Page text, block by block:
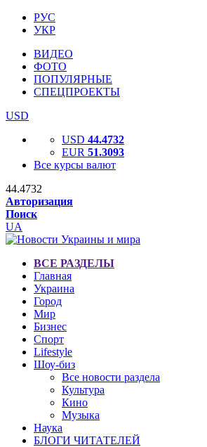
РУС
УКР
ВИДЕО
ФОТО
ПОПУЛЯРНЫЕ
СПЕЦПРОЕКТЫ
USD
USD 44.4732
EUR 51.3093
Все курсы валют
44.4732
Авторизация
Поиск
UA
ВСЕ РАЗДЕЛЫ
Главная
Украина
Город
Мир
Бизнес
Спорт
Lifestyle
Шоу-биз
Все новости раздела
Культура
Кино
Музыка
Наука
БЛОГИ ЧИТАТЕЛЕЙ